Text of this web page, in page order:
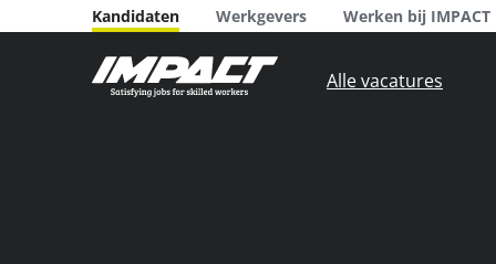
Kandidaten Werkgevers Werken bij IMPACT
Alle vacatures